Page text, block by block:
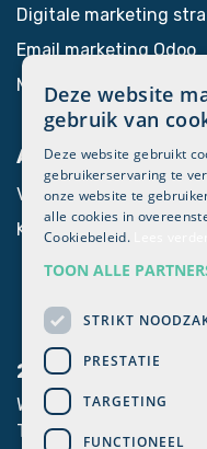
Digitale marketing
Email marketing Odoo
Marketing automation​
Algemeen
Voor Odoo partners
Klanten login
2mprove
Westlaan 470, 8800
T. +32 051 62 33 06
Deze website
gebruik van
Deze website gebruikt
gebruikerservaring te
onze website te
alle cookies in
Cookiebeleid.
TOON ALLE
STRIKT
PRESTATIE
TARGETING
FUNCTIONEEL